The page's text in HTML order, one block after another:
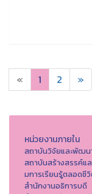
« 1 2 »
หน่วยงานภายใน
สถาบันวิจัยและพัฒน
สถาบันสร้างสรรค์แล
มการเรียนรู้ตลอดชี
สำนักงานอธิการบดี